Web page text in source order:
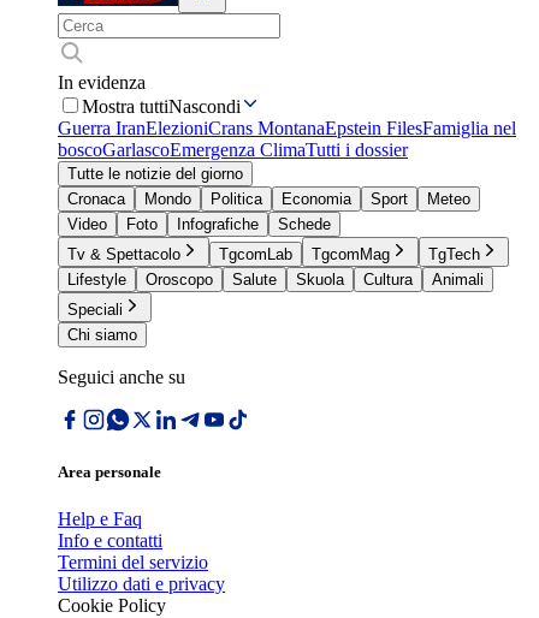
In evidenza
Mostra tuttiNascondi
Guerra IranElezioniCrans MontanaEpstein FilesFamiglia nel
boscoGarlascoEmergenza ClimaTutti i dossier
Tutte le notizie del giorno
Cronaca
Mondo Politica Economia Sport
Meteo
Video
Foto Infografiche
Schede
Tv & Spettacolo
TgcomLab TgcomMag
TgTech
Lifestyle
Oroscopo Salute Skuola Cultura
Animali
Speciali
Chi siamo
Seguici anche su
Area personale
Help e Faq
Info e contatti
Termini del servizio
Utilizzo dati e privacy
Cookie Policy